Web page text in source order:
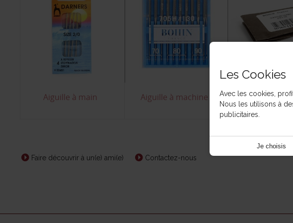
Aiguille à main Aiguille à machine Aiguille
Faire découvrir à un(e) ami(e) Contactez-nous
Les Cookies
Avec les cookies,
Nous les utilisons à
publicitaires.
Je choisis